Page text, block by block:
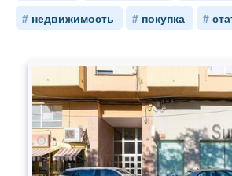
недвижимость
покупка